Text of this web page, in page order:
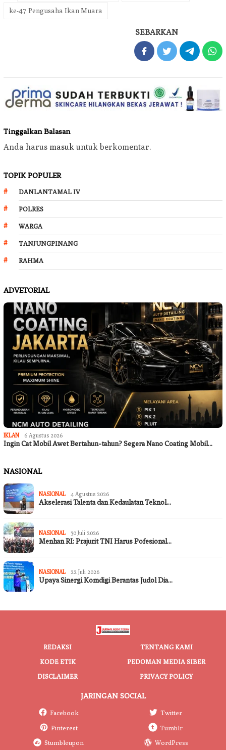
ke-47 Pengusaha Ikan Muara
SEBARKAN
Tinggalkan Balasan
Anda harus masuk untuk berkomentar.
TOPIK POPULER
DANLANTAMAL IV
POLRES
WARGA
TANJUNGPINANG
RAHMA
ADVETORIAL
IKLAN 6 Agustus 2026
Ingin Cat Mobil Awet Bertahun-tahun? Segera Nano Coating Mobil…
NASIONAL
NASIONAL 4 Agustus 2026
Akselerasi Talenta dan Kedaulatan Teknol…
NASIONAL 30 Juli 2026
Menhan RI: Prajurit TNI Harus Pofesional…
NASIONAL 22 Juli 2026
Upaya Sinergi Komdigi Berantas Judol Dia…
REDAKSI
TENTANG KAMI
KODE ETIK
PEDOMAN MEDIA SIBER
DISCLAIMER
PRIVACY POLICY
JARINGAN SOCIAL
Facebook
Twitter
Pinterest
Tumblr
Stumbleupon
WordPress